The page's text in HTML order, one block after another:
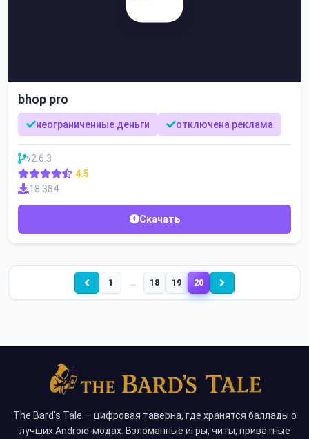
bhop pro
неограниченные деньги отключена реклама
v2.6.3
4.5
18 384
Скачать
1 … 18 19 20
The Bard’s Tale — цифровая таверна, где хранятся баллады о
лучших Android-модах. Взломанные игры, читы, приватные